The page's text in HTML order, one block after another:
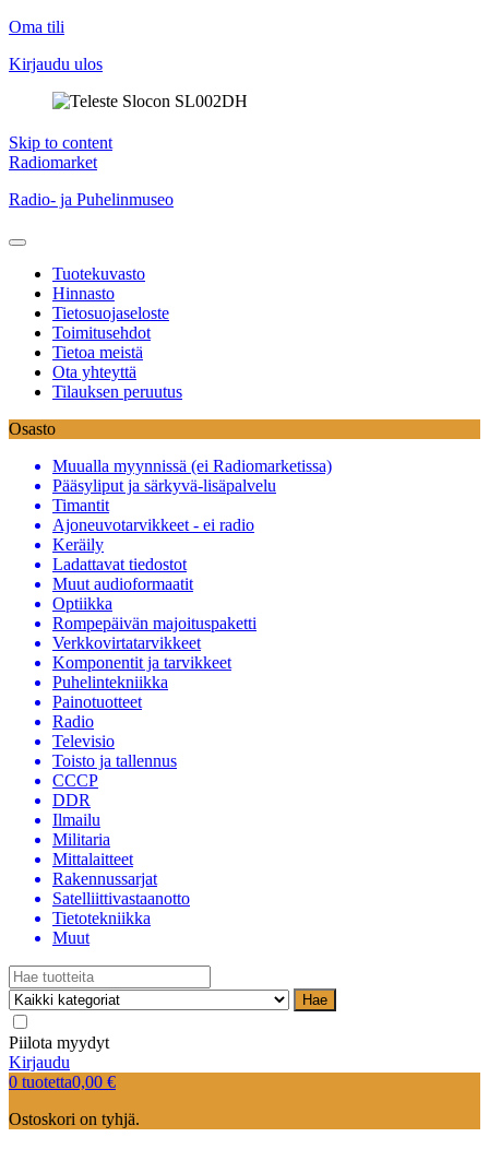
Oma tili
Kirjaudu ulos
Skip to content
Radiomarket
Radio- ja Puhelinmuseo
Tuotekuvasto
Hinnasto
Tietosuojaseloste
Toimitusehdot
Tietoa meistä
Ota yhteyttä
Tilauksen peruutus
Osasto
Muualla myynnissä (ei Radiomarketissa)
Pääsyliput ja särkyvä-lisäpalvelu
Timantit
Ajoneuvotarvikkeet - ei radio
Keräily
Ladattavat tiedostot
Muut audioformaatit
Optiikka
Rompepäivän majoituspaketti
Verkkovirtatarvikkeet
Komponentit ja tarvikkeet
Puhelintekniikka
Painotuotteet
Radio
Televisio
Toisto ja tallennus
CCCP
DDR
Ilmailu
Militaria
Mittalaitteet
Rakennussarjat
Satelliittivastaanotto
Tietotekniikka
Muut
Hae
Piilota myydyt
Kirjaudu
0 tuotetta0,00 €
Ostoskori on tyhjä.